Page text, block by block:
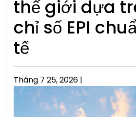
thế giới dựa
chỉ số EPI
tế
Posted
on
Tháng 7 25, 2026 |